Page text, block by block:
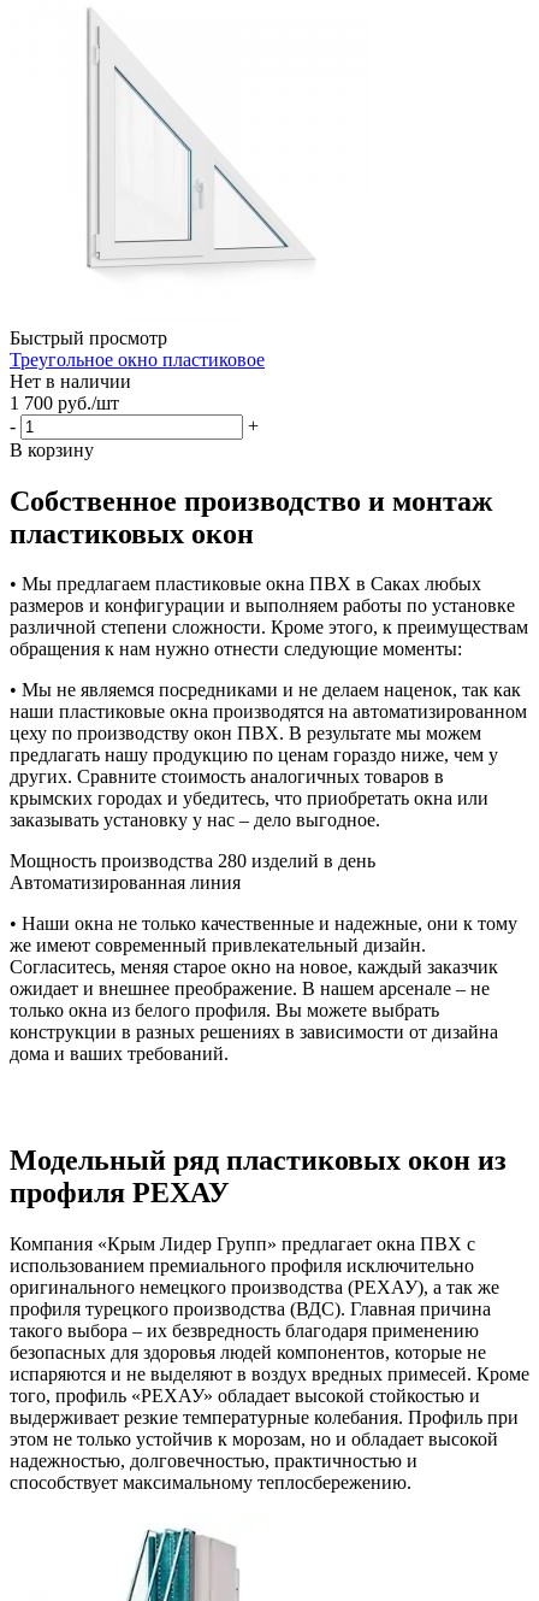
Быстрый просмотр
Треугольное окно пластиковое
Нет в наличии
1 700 руб./шт
-
+
В корзину
Собственное производство и монтаж
пластиковых окон
• Мы предлагаем пластиковые окна ПВХ в Саках любых
размеров и конфигурации и выполняем работы по установке
различной степени сложности. Кроме этого, к преимуществам
обращения к нам нужно отнести следующие моменты:
• Мы не являемся посредниками и не делаем наценок, так как
наши пластиковые окна производятся на автоматизированном
цеху по производству окон ПВХ. В результате мы можем
предлагать нашу продукцию по ценам гораздо ниже, чем у
других. Сравните стоимость аналогичных товаров в
крымских городах и убедитесь, что приобретать окна или
заказывать установку у нас – дело выгодное.
Мощность производства 280 изделий в день
Автоматизированная линия
• Наши окна не только качественные и надежные, они к тому
же имеют современный привлекательный дизайн.
Согласитесь, меняя старое окно на новое, каждый заказчик
ожидает и внешнее преображение. В нашем арсенале – не
только окна из белого профиля. Вы можете выбрать
конструкции в разных решениях в зависимости от дизайна
дома и ваших требований.
Модельный ряд пластиковых окон из
профиля РЕХАУ
Компания «Крым Лидер Групп» предлагает окна ПВХ с
использованием премиального профиля исключительно
оригинального немецкого производства (РЕХАУ), а так же
профиля турецкого производства (ВДС). Главная причина
такого выбора – их безвредность благодаря применению
безопасных для здоровья людей компонентов, которые не
испаряются и не выделяют в воздух вредных примесей. Кроме
того, профиль «РЕХАУ» обладает высокой стойкостью и
выдерживает резкие температурные колебания. Профиль при
этом не только устойчив к морозам, но и обладает высокой
надежностью, долговечностью, практичностью и
способствует максимальному теплосбережению.